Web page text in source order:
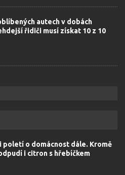
autech v dobách
řidiči musí získat 10 z 10
poletí o domácnost dále. Kromě
i citron s hřebíčkem